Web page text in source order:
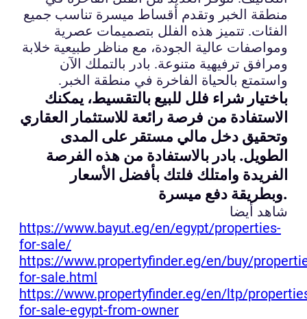
منطقة الخبر وتقدم أقساط ميسرة تناسب جميع
الفئات. تتميز هذه الفلل بتصميمات عصرية
ومواصفات عالية الجودة، مع مناظر طبيعية خلابة
ومرافق ترفيهية متنوعة. بادر بالتملك الآن
واستمتع بالحياة الفاخرة في منطقة الخبر.
باختيار شراء فلل للبيع بالتقسيط، يمكنك
الاستفادة من فرصة رائعة للاستثمار العقاري
وتحقيق دخل مالي مستقر على المدى
الطويل. بادر بالاستفادة من هذه الفرصة
الفريدة وامتلك فلتك بأفضل الأسعار
وبطريقة دفع ميسرة.
شاهد أيضا
https://www.bayut.eg/en/egypt/properties-
for-sale/
https://www.propertyfinder.eg/en/buy/
for-sale.html
https://www.propertyfinder.eg/en/ltp/
for-sale-egypt-from-owner